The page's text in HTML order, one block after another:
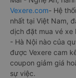
Vexere.com- Hệ
nhất tại Việt Nam,
dịch đặt mua vé xe
- Hà Nội nào của
được Vexere cam
coupon giảm giá
sự việc.